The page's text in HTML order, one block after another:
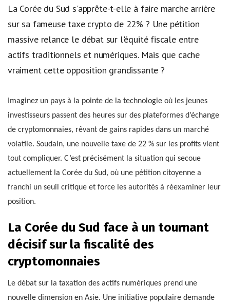
La Corée du Sud s'apprête-t-elle à faire marche arrière
sur sa fameuse taxe crypto de 22% ? Une pétition
massive relance le débat sur l'équité fiscale entre
actifs traditionnels et numériques. Mais que cache
vraiment cette opposition grandissante ?
Imaginez un pays à la pointe de la technologie où les jeunes
investisseurs passent des heures sur des plateformes d’échange
de cryptomonnaies, rêvant de gains rapides dans un marché
volatile. Soudain, une nouvelle taxe de 22 % sur les profits vient
tout compliquer. C’est précisément la situation qui secoue
actuellement la Corée du Sud, où une pétition citoyenne a
franchi un seuil critique et force les autorités à réexaminer leur
position.
La Corée du Sud face à un tournant
décisif sur la fiscalité des
cryptomonnaies
Le débat sur la taxation des actifs numériques prend une
nouvelle dimension en Asie. Une initiative populaire demande